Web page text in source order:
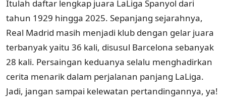
Itulah daftar lengkap juara LaLiga Spanyol dari
tahun 1929 hingga 2025. Sepanjang sejarahnya,
Real Madrid masih menjadi klub dengan gelar juara
terbanyak yaitu 36 kali, disusul Barcelona sebanyak
28 kali. Persaingan keduanya selalu menghadirkan
cerita menarik dalam perjalanan panjang LaLiga.
Jadi, jangan sampai kelewatan pertandingannya, ya!